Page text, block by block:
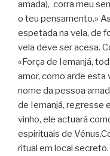
amada), corra meu
o teu pensamento.»
espetada na vela, de
vela deve ser acesa.
«Força de Iemanjá,
amor, como arde esta
nome da pessoa
de Iemanjá, regresse
vinho, ele actuará
espirituais de
ritual em local